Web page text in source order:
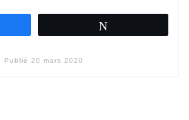
Publié 20 mars 2020